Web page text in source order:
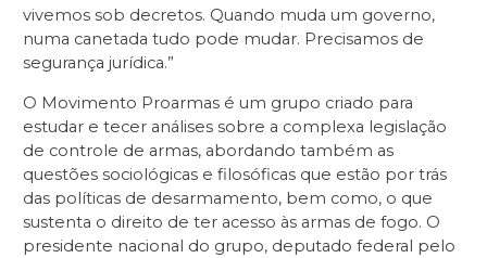
vivemos sob decretos. Quando muda um governo,
numa canetada tudo pode mudar. Precisamos de
segurança jurídica.”
O Movimento Proarmas é um grupo criado para
estudar e tecer análises sobre a complexa legislação
de controle de armas, abordando também as
questões sociológicas e filosóficas que estão por trás
das políticas de desarmamento, bem como, o que
sustenta o direito de ter acesso às armas de fogo. O
presidente nacional do grupo, deputado federal pelo